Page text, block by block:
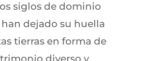
siglos de dominio
han dejado su huella
tierras en forma de